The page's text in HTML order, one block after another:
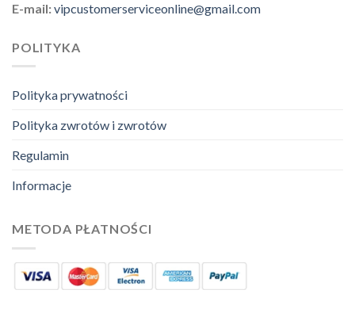
E-mail:vipcustomerserviceonline@gmail.com
POLITYKA
Polityka prywatności
Polityka zwrotów i zwrotów
Regulamin
Informacje
METODA PŁATNOŚCI